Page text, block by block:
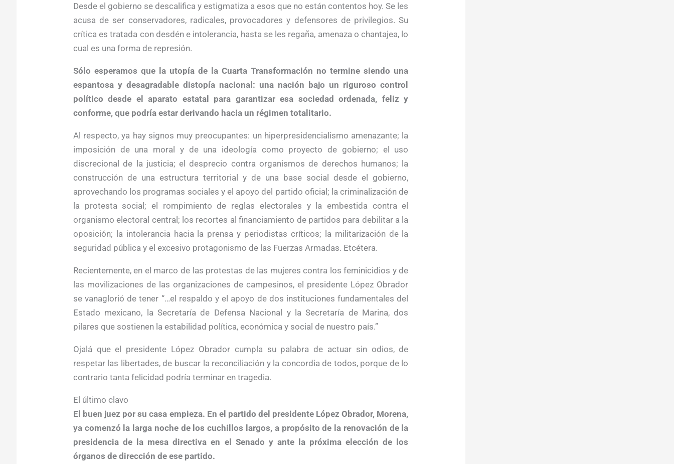
Desde el gobierno se descalifica y estigmatiza a esos que no están contentos hoy. Se les
acusa de ser conservadores, radicales, provocadores y defensores de privilegios. Su
crítica es tratada con desdén e intolerancia, hasta se les regaña, amenaza o chantajea, lo
cual es una forma de represión.
Sólo esperamos que la utopía de la Cuarta Transformación no termine siendo una
espantosa y desagradable distopía nacional: una nación bajo un riguroso control
político desde el aparato estatal para garantizar esa sociedad ordenada, feliz y
conforme, que podría estar derivando hacia un régimen totalitario.
Al respecto, ya hay signos muy preocupantes: un hiperpresidencialismo amenazante; la
imposición de una moral y de una ideología como proyecto de gobierno; el uso
discrecional de la justicia; el desprecio contra organismos de derechos humanos; la
construcción de una estructura territorial y de una base social desde el gobierno,
aprovechando los programas sociales y el apoyo del partido oficial; la criminalización de
la protesta social; el rompimiento de reglas electorales y la embestida contra el
organismo electoral central; los recortes al financiamiento de partidos para debilitar a la
oposición; la intolerancia hacia la prensa y periodistas críticos; la militarización de la
seguridad pública y el excesivo protagonismo de las Fuerzas Armadas. Etcétera.
Recientemente, en el marco de las protestas de las mujeres contra los feminicidios y de
las movilizaciones de las organizaciones de campesinos, el presidente López Obrador
se vanaglorió de tener “…el respaldo y el apoyo de dos instituciones fundamentales del
Estado mexicano, la Secretaría de Defensa Nacional y la Secretaría de Marina, dos
pilares que sostienen la estabilidad política, económica y social de nuestro país.”
Ojalá que el presidente López Obrador cumpla su palabra de actuar sin odios, de
respetar las libertades, de buscar la reconciliación y la concordia de todos, porque de lo
contrario tanta felicidad podría terminar en tragedia.
El último clavo
El buen juez por su casa empieza. En el partido del presidente López Obrador, Morena,
ya comenzó la larga noche de los cuchillos largos, a propósito de la renovación de la
presidencia de la mesa directiva en el Senado y ante la próxima elección de los
órganos de dirección de ese partido.